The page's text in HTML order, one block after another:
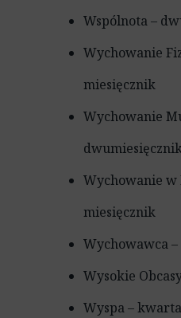
Wspólnota –
Wychowanie
miesięcznik
Wychowanie
Wychowanie w
miesięcznik
Wychowawca
Wysokie
Wyspa –